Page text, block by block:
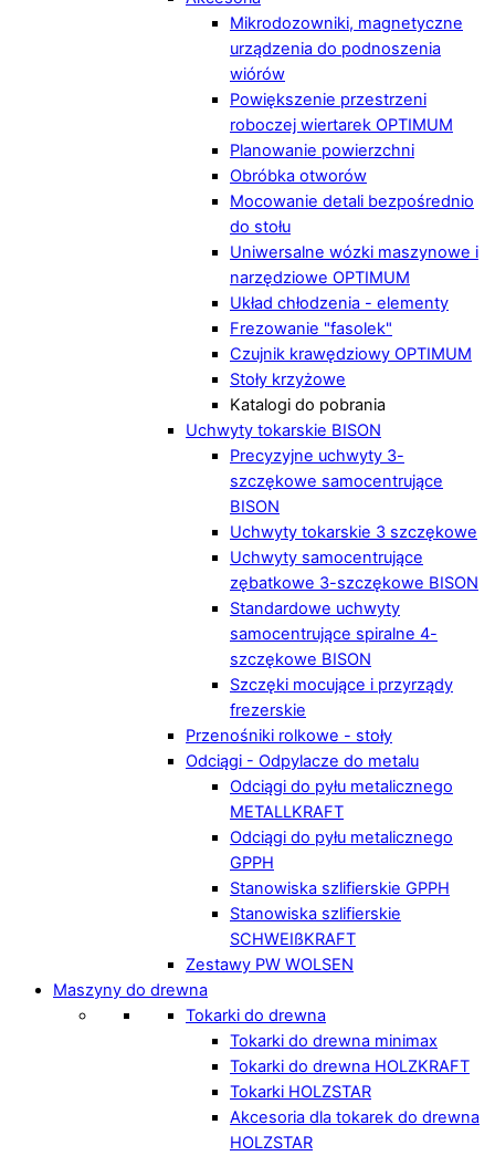
Mikrodozowniki, magnetyczne
urządzenia do podnoszenia
wiórów
Powiększenie przestrzeni
roboczej wiertarek OPTIMUM
Planowanie powierzchni
Obróbka otworów
Mocowanie detali bezpośrednio
do stołu
Uniwersalne wózki maszynowe i
narzędziowe OPTIMUM
Układ chłodzenia - elementy
Frezowanie "fasolek"
Czujnik krawędziowy OPTIMUM
Stoły krzyżowe
Katalogi do pobrania
Uchwyty tokarskie BISON
Precyzyjne uchwyty 3-
szczękowe samocentrujące
BISON
Uchwyty tokarskie 3 szczękowe
Uchwyty samocentrujące
zębatkowe 3-szczękowe BISON
Standardowe uchwyty
samocentrujące spiralne 4-
szczękowe BISON
Szczęki mocujące i przyrządy
frezerskie
Przenośniki rolkowe - stoły
Odciągi - Odpylacze do metalu
Odciągi do pyłu metalicznego
METALLKRAFT
Odciągi do pyłu metalicznego
GPPH
Stanowiska szlifierskie GPPH
Stanowiska szlifierskie
SCHWEIßKRAFT
Zestawy PW WOLSEN
Maszyny do drewna
Tokarki do drewna
Tokarki do drewna minimax
Tokarki do drewna HOLZKRAFT
Tokarki HOLZSTAR
Akcesoria dla tokarek do drewna
HOLZSTAR